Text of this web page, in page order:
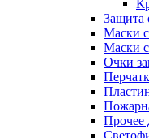
Защита
Маски
Маски
Очки
Прочее